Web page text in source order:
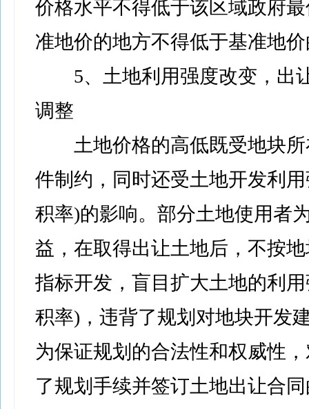
价格水平不得低于该区域政府
准地价的地方不得低于基准地价
5、土地利用强度改变，出
调整
土地价格的高低既受地块所
件制约，同时还受土地开发利
积率)的影响。部分土地使用者
益，在取得出让土地后，不按
指标开发，盲目扩大土地的利
积率)，违背了规划对地块开发
为保证规划的合法性和权威性
了规划手续并签订土地出让合